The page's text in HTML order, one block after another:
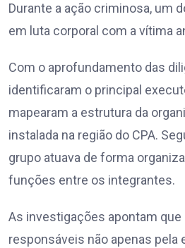
Durante a ação criminosa, um
em luta corporal com a vítima
Com o aprofundamento das
identificaram o principal
mapearam a estrutura da
instalada na região do CPA.
grupo atuava de forma
funções entre os integrantes.
As investigações apontam
responsáveis não apenas